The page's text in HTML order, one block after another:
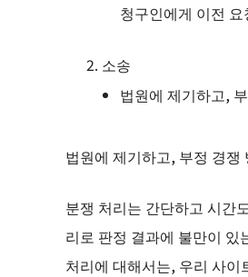
청구인에게 이전
소송
법원에 제기하고,
법원에 제기하고, 부정 경
분쟁 처리는 간단하고 시간
리로 판정 결과에 불만이 있
처리에 대해서는, 우리 사이